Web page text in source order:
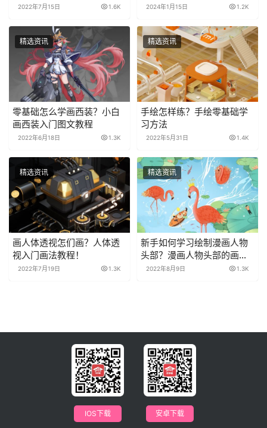
2022年7月15日 1.6K 2024年1月15日 1.2K
精选资讯
零基础怎么学画西装？小白
画西装入门图文教程
2022年6月18日 1.3K
精选资讯
手绘怎样练？手绘零基础学
习方法
2022年5月31日 1.4K
精选资讯
画人体透视怎们画？人体透
视入门画法教程！
2022年7月19日 1.3K
精选资讯
新手如何学习绘制漫画人物
头部？漫画人物头部的画法
技巧！
2022年8月9日 1.3K
IOS下载 安卓下载